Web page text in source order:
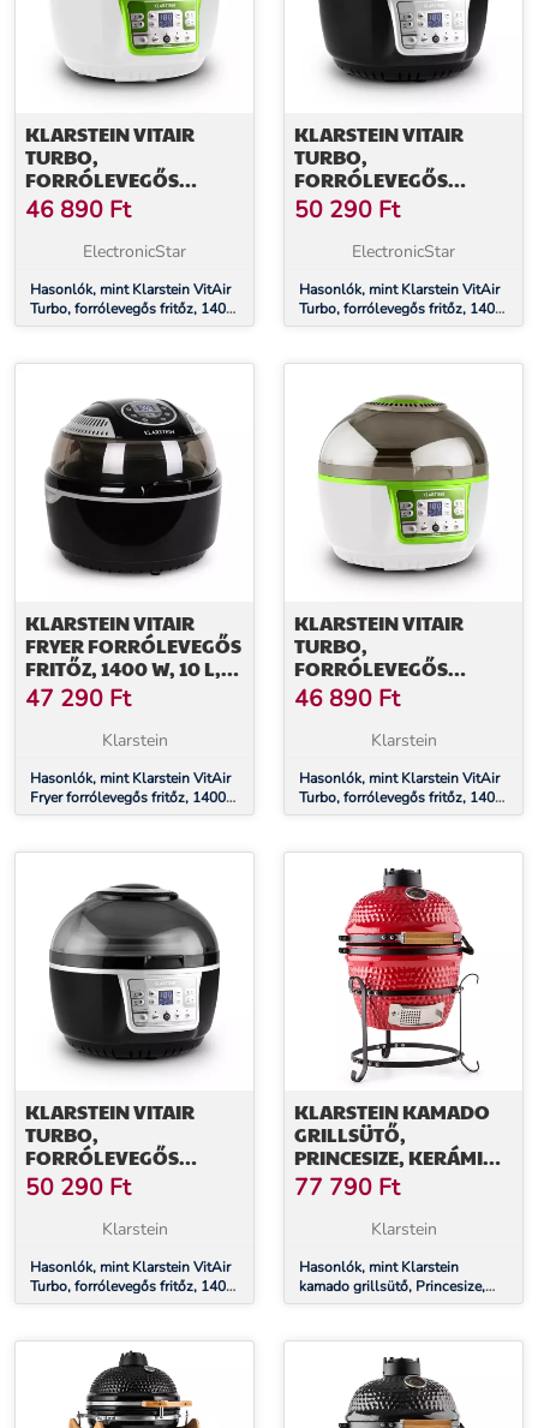
KLARSTEIN VITAIR
TURBO,
FORRÓLEVEGŐS
FRITŐZ, 1400 W, 9 L,
ZÖLD-FEHÉR
46 890 Ft
ElectronicStar
Hasonlók, mint Klarstein VitAir
Turbo, forrólevegős fritőz, 1400
W, 9 l, zöld-fehér
KLARSTEIN VITAIR
TURBO,
FORRÓLEVEGŐS
FRITŐZ, 1400 W, 9 L,
SZÜRKE-FEKETE
50 290 Ft
ElectronicStar
Hasonlók, mint Klarstein VitAir
Turbo, forrólevegős fritőz, 1400
W, 9 l, szürke-fekete
KLARSTEIN VITAIR
FRYER FORRÓLEVEGŐS
FRITŐZ, 1400 W, 10 L,
FEKETE
47 290 Ft
Klarstein
Hasonlók, mint Klarstein VitAir
Fryer forrólevegős fritőz, 1400
W, 10 l, fekete
KLARSTEIN VITAIR
TURBO,
FORRÓLEVEGŐS
FRITŐZ, 1400 W, 10 L,
ZÖLD-FEHÉR
46 890 Ft
Klarstein
Hasonlók, mint Klarstein VitAir
Turbo, forrólevegős fritőz, 1400
W, 10 l, zöld-fehér
KLARSTEIN VITAIR
TURBO,
FORRÓLEVEGŐS
FRITŐZ, 1400 W, 10 L,
SZÜRKE-FEKETE
50 290 Ft
Klarstein
Hasonlók, mint Klarstein VitAir
Turbo, forrólevegős fritőz, 1400
W, 10 L, szürke-fekete
KLARSTEIN KAMADO
GRILLSÜTŐ,
PRINCESIZE, KERÁMIA,
11", FÜSTÖLÉS, BBQ,
LASSÚ SÜTÉS, PIROS
77 790 Ft
Klarstein
Hasonlók, mint Klarstein
kamado grillsütő, Princesize,
kerámia, 11", füstölés, BBQ,